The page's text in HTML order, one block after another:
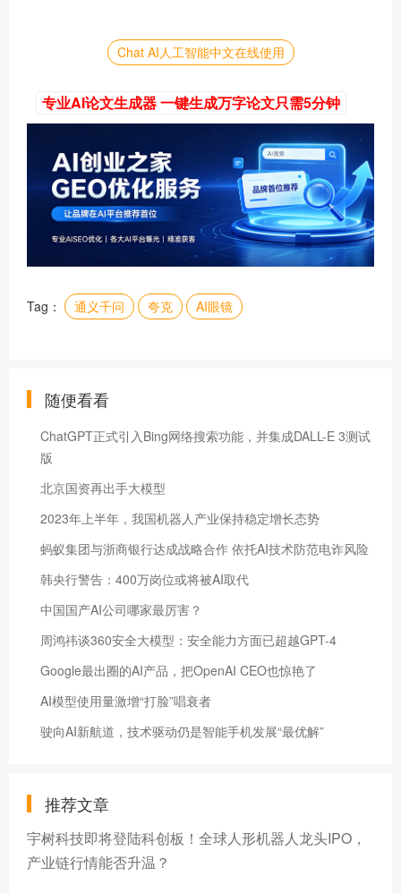
Chat AI人工智能中文在线使用
专业AI论文生成器 一键生成万字论文只需5分钟
Tag： 通义千问 夸克 AI眼镜
随便看看
ChatGPT正式引入Bing网络搜索功能，并集成DALL-E 3测试
版
北京国资再出手大模型
2023年上半年，我国机器人产业保持稳定增长态势
蚂蚁集团与浙商银行达成战略合作 依托AI技术防范电诈风险
韩央行警告：400万岗位或将被AI取代
中国国产AI公司哪家最厉害？
周鸿祎谈360安全大模型：安全能力方面已超越GPT-4
Google最出圈的AI产品，把OpenAI CEO也惊艳了
AI模型使用量激增“打脸”唱衰者
驶向AI新航道，技术驱动仍是智能手机发展“最优解”
推荐文章
宇树科技即将登陆科创板！全球人形机器人龙头IPO，
产业链行情能否升温？